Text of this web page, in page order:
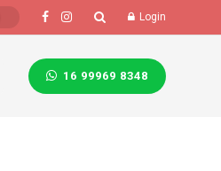
Login
16 99969 8348